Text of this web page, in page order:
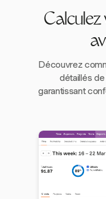
Calculez
Découvrez
détaillés de
garantissant